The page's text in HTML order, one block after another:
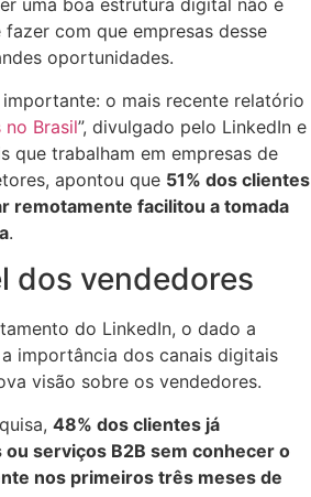
uma boa estrutura digital não é
com que empresas desse
oportunidades.
o mais recente relatório
no Brasil”, divulgado pelo LinkedIn e
que trabalham em empresas de
apontou que 51% dos clientes
remotamente facilitou a tomada
.
dos vendedores
do LinkedIn, o dado a
importância dos canais digitais
visão sobre os vendedores.
48% dos clientes já
serviços B2B sem conhecer o
nos primeiros três meses de